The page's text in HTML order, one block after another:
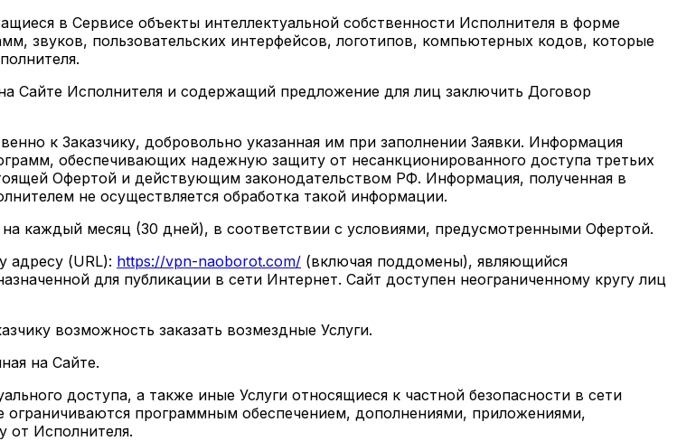
в Сервисе объекты интеллектуальной собственности Исполнителя в форме
звуков, пользовательских интерфейсов, логотипов, компьютерных кодов, которые
Сайте Исполнителя и содержащий предложение для лиц заключить Договор
к Заказчику, добровольно указанная им при заполнении Заявки. Информация
обеспечивающих надежную защиту от несанкционированного доступа третьих
Офертой и действующим законодательством РФ. Информация, полученная в
не осуществляется обработка такой информации.
каждый месяц (30 дней), в соответствии с условиями, предусмотренными Офертой.
адресу (URL): https://vpn-naoborot.com/ (включая поддомены), являющийся
для публикации в сети Интернет. Сайт доступен неограниченному кругу лиц
возможность заказать возмездные Услуги.
на Сайте.
доступа, а также иные Услуги относящиеся к частной безопасности в сети
программным обеспечением, дополнениями, приложениями,
от Исполнителя.